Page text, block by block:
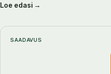
etapieesmärgid, muutuvad aina
Ja tegelikult on ses loos ka neljas
linnajagu Helsingis oma inimeste,
Loe edasi →
SAADAVUS